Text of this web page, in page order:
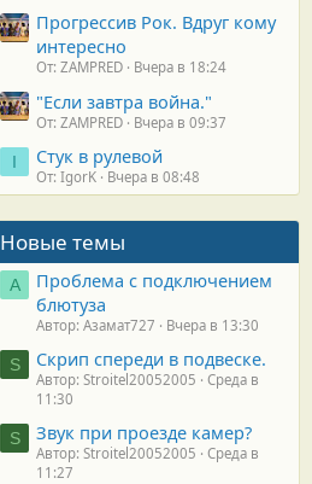
Прогрессив Рок. Вдруг кому
интересно
От: ZAMPRED Вчера в 18:24
"Если завтра война."
От: ZAMPRED Вчера в 09:37
I Стук в рулевой
От: IgorK Вчера в 08:48
Новые темы
А
Проблема с подключением
блютуза
Автор: Азамат727 Вчера в 13:30
S Скрип спереди в подвеске.
Автор: Stroitel20052005
Среда в
11:30
S Звук при проезде камер?
Автор: Stroitel20052005
Среда в
11:27